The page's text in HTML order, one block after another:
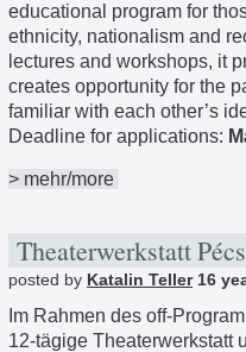
educational program for
ethnicity, nationalism and
lectures and workshops, it
creates opportunity for the
familiar with each other’s
Deadline for applications:
> mehr/more
Theaterwerkstatt
posted by Katalin Teller16
Im Rahmen des off-
12-tägige Theaterwerkstatt